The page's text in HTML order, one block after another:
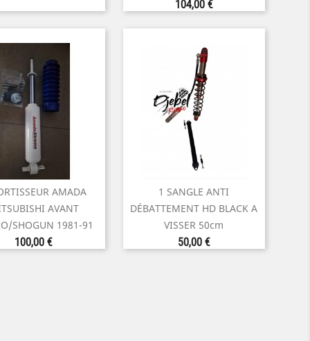
Prix
104,00 €
AMADA
AVANT
SHOGUN 1981-91
Prix
100,00 €
Aperçu rapide
1 SANGLE ANTI
DÉBATTEMENT HD BLACK A
VISSER 50cm
Prix
50,00 €
 Aperçu rapide